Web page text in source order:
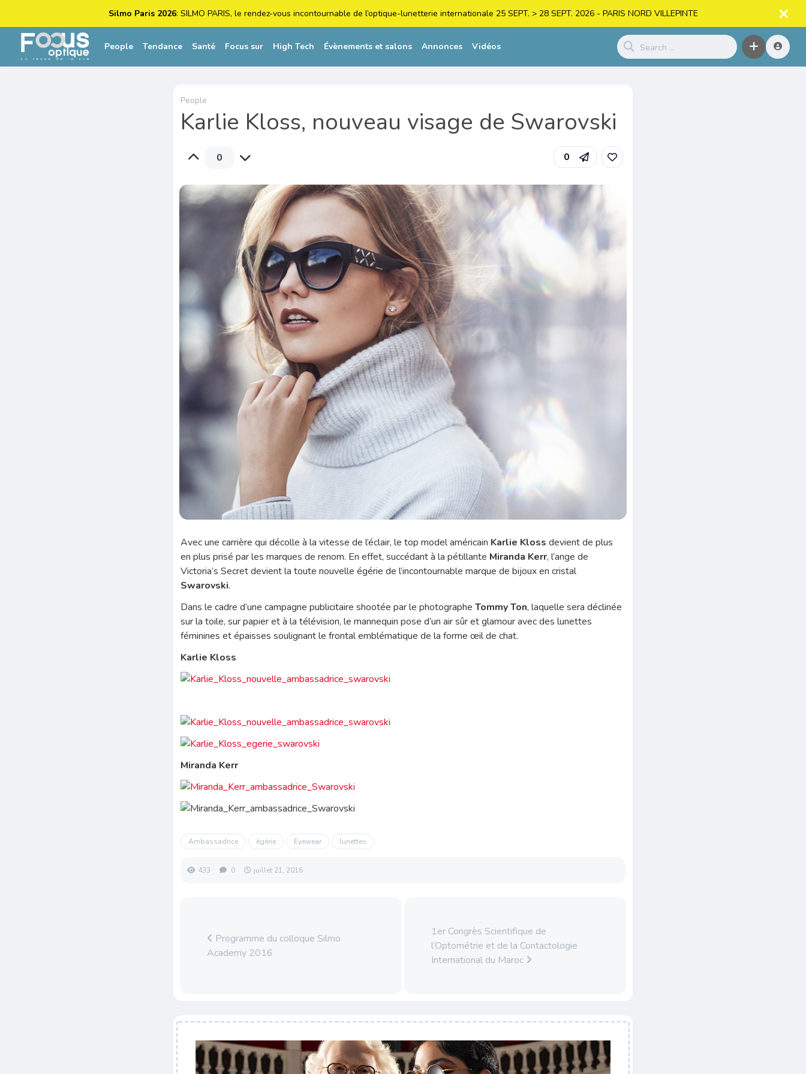
Silmo Paris 2026: SILMO PARIS, le rendez-vous incontournable de l’optique-lunetterie internationale 25 SEPT. > 28 SEPT. 2026 - PARIS NORD VILLEPINTE
People Tendance Santé Focus sur High Tech Évènements et salons Annonces Vidéos
People
Karlie Kloss, nouveau visage de Swarovski
0 0
Avec une carrière qui décolle à la vitesse de l’éclair, le top model américain Karlie Kloss devient de plus
en plus prisé par les marques de renom. En effet, succédant à la pétillante Miranda Kerr, l’ange de
Victoria’s Secret devient la toute nouvelle égérie de l’incontournable marque de bijoux en cristal
Swarovski.
Dans le cadre d’une campagne publicitaire shootée par le photographeTommy Ton, laquelle sera déclinée
sur la toile, sur papier et à la télévision, le mannequin pose d’un air sûr et glamour avec des lunettes
féminines et épaisses soulignant le frontal emblématique de la forme œil de chat.
Karlie Kloss
Miranda Kerr
Ambassadrice égérie Eyewear lunettes
433 0 juillet 21, 2016
Programme du colloque Silmo
Academy 2016
1er Congrès Scientifique de
l’Optométrie et de la Contactologie
International du Maroc